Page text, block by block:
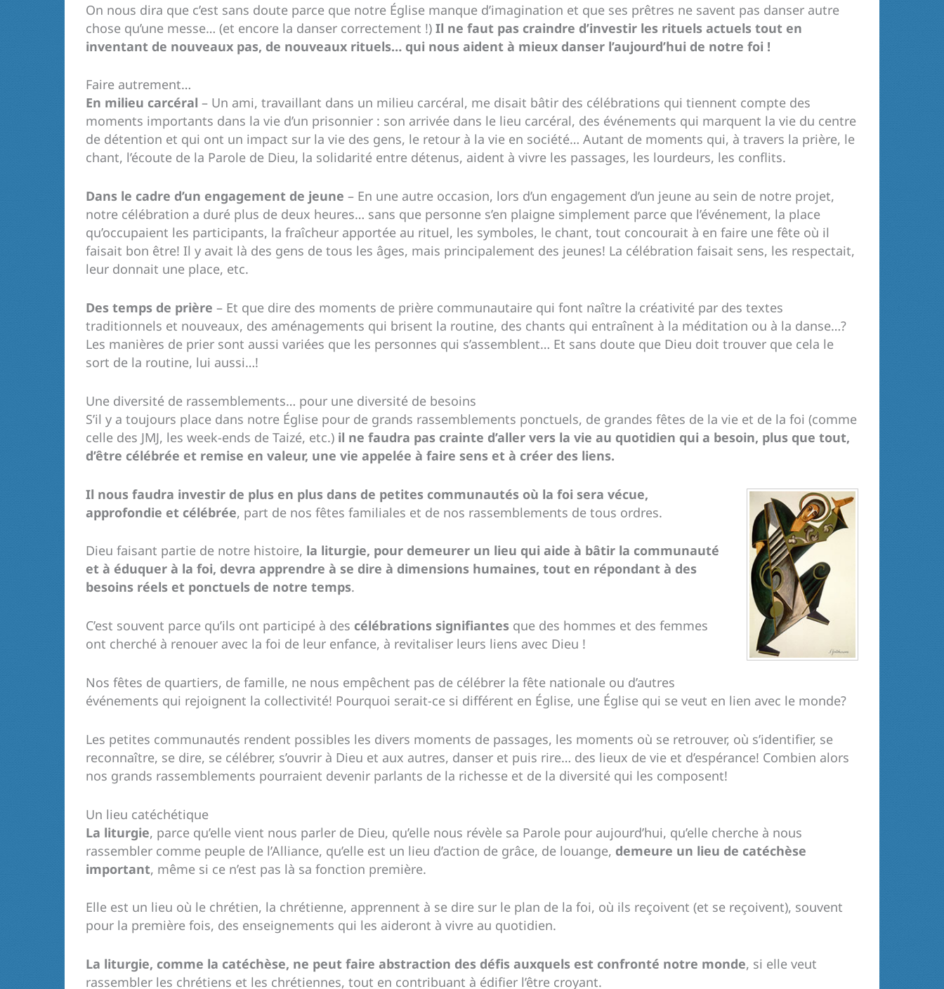
On nous dira que c’est sans doute parce que notre Église manque d’imagination et que ses prêtres ne savent pas danser autre
chose qu’une messe… (et encore la danser correctement !) Il ne faut pas craindre d’investir les rituels actuels tout en
inventant de nouveaux pas, de nouveaux rituels… qui nous aident à mieux danser l’aujourd’hui de notre foi !
Faire autrement…
En milieu carcéral – Un ami, travaillant dans un milieu carcéral, me disait bâtir des célébrations qui tiennent compte des
moments importants dans la vie d’un prisonnier : son arrivée dans le lieu carcéral, des événements qui marquent la vie du centre
de détention et qui ont un impact sur la vie des gens, le retour à la vie en société… Autant de moments qui, à travers la prière, le
chant, l’écoute de la Parole de Dieu, la solidarité entre détenus, aident à vivre les passages, les lourdeurs, les conflits.
Dans le cadre d’un engagement de jeune – En une autre occasion, lors d’un engagement d’un jeune au sein de notre projet,
notre célébration a duré plus de deux heures… sans que personne s’en plaigne simplement parce que l’événement, la place
qu’occupaient les participants, la fraîcheur apportée au rituel, les symboles, le chant, tout concourait à en faire une fête où il
faisait bon être! Il y avait là des gens de tous les âges, mais principalement des jeunes! La célébration faisait sens, les respectait,
leur donnait une place, etc.
Des temps de prière – Et que dire des moments de prière communautaire qui font naître la créativité par des textes
traditionnels et nouveaux, des aménagements qui brisent la routine, des chants qui entraînent à la méditation ou à la danse…?
Les manières de prier sont aussi variées que les personnes qui s’assemblent… Et sans doute que Dieu doit trouver que cela le
sort de la routine, lui aussi…!
Une diversité de rassemblements… pour une diversité de besoins
S’il y a toujours place dans notre Église pour de grands rassemblements ponctuels, de grandes fêtes de la vie et de la foi (comme
celle des JMJ, les week-ends de Taizé, etc.) il ne faudra pas crainte d’aller vers la vie au quotidien qui a besoin, plus que tout,
d’être célébrée et remise en valeur, une vie appelée à faire sens et à créer des liens.
Il nous faudra investir de plus en plus dans de petites communautés où la foi sera vécue,
approfondie et célébrée, part de nos fêtes familiales et de nos rassemblements de tous ordres.
Dieu faisant partie de notre histoire, la liturgie, pour demeurer un lieu qui aide à bâtir la communauté
et à éduquer à la foi, devra apprendre à se dire à dimensions humaines, tout en répondant à des
besoins réels et ponctuels de notre temps.
C’est souvent parce qu’ils ont participé à des célébrations signifiantes que des hommes et des femmes
ont cherché à renouer avec la foi de leur enfance, à revitaliser leurs liens avec Dieu !
Nos fêtes de quartiers, de famille, ne nous empêchent pas de célébrer la fête nationale ou d’autres
événements qui rejoignent la collectivité! Pourquoi serait-ce si différent en Église, une Église qui se veut en lien avec le monde?
Les petites communautés rendent possibles les divers moments de passages, les moments où se retrouver, où s’identifier, se
reconnaître, se dire, se célébrer, s’ouvrir à Dieu et aux autres, danser et puis rire… des lieux de vie et d’espérance! Combien alors
nos grands rassemblements pourraient devenir parlants de la richesse et de la diversité qui les composent!
Un lieu catéchétique
La liturgie, parce qu’elle vient nous parler de Dieu, qu’elle nous révèle sa Parole pour aujourd’hui, qu’elle cherche à nous
rassembler comme peuple de l’Alliance, qu’elle est un lieu d’action de grâce, de louange, demeure un lieu de catéchèse
important, même si ce n’est pas là sa fonction première.
Elle est un lieu où le chrétien, la chrétienne, apprennent à se dire sur le plan de la foi, où ils reçoivent (et se reçoivent), souvent
pour la première fois, des enseignements qui les aideront à vivre au quotidien.
La liturgie, comme la catéchèse, ne peut faire abstraction des défis auxquels est confronté notre monde, si elle veut
rassembler les chrétiens et les chrétiennes, tout en contribuant à édifier l’être croyant.